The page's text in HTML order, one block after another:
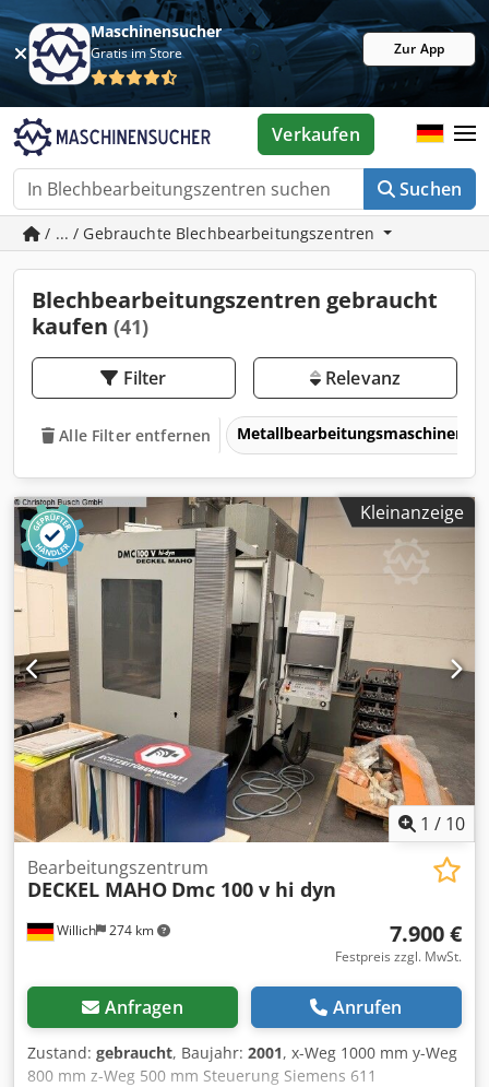
Maschinensucher
Gratis im Store Zur App
Suchen
Verkaufen
/ ... / Gebrauchte Blechbearbeitungszentren
Blechbearbeitungszentren gebraucht
kaufen (41)
Filter Relevanz
Alle Filter entfernen Metallbearbeitungsmaschinen
Kleinanzeige
1 / 10
Willich 274 km
Bearbeitungszentrum
DECKEL MAHO Dmc 100 v hi dyn
7.900 €
Festpreis zzgl. MwSt.
Anfragen Anrufen
Zustand: gebraucht, Baujahr: 2001, x-Weg 1000 mm y-Weg
800 mm z-Weg 500 mm Steuerung Siemens 611